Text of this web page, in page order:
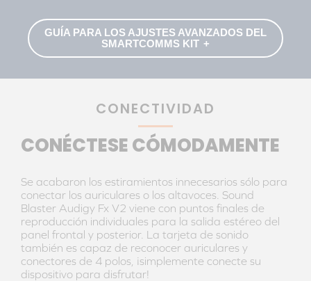
GUÍA PARA LOS AJUSTES AVANZADOS DEL
SMARTCOMMS KIT
CONECTIVIDAD
CONÉCTESE CÓMODAMENTE
Se acabaron los estiramientos innecesarios sólo para
conectar los auriculares o los altavoces. Sound
Blaster Audigy Fx V2 viene con puntos finales de
reproducción individuales para la salida estéreo del
panel frontal y posterior. La tarjeta de sonido
también es capaz de reconocer auriculares y
conectores de 4 polos, ¡simplemente conecte su
dispositivo para disfrutar!